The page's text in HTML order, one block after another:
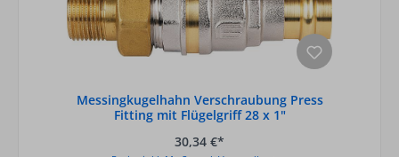
Messingkugelhahn Verschraubung Press
Fitting mit Flügelgriff 28 x 1"
30,34 €*